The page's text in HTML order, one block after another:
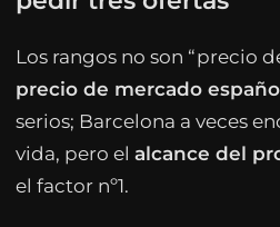
Los rangos no son “precio
precio de mercado
serios; Barcelona a veces
vida, pero el alcance del
el factor nº1.